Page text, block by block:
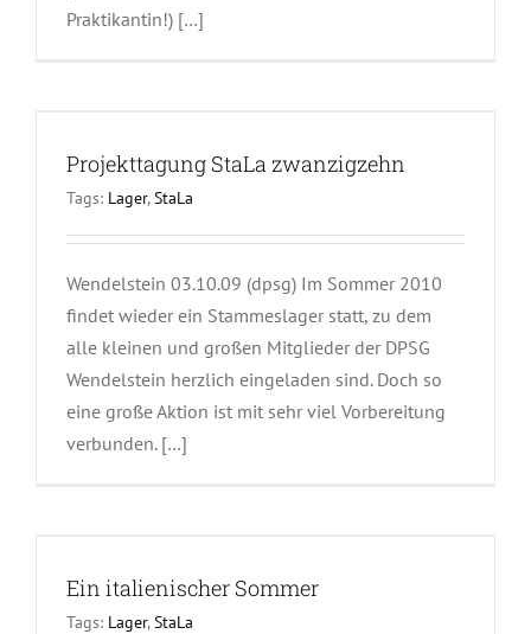
Praktikantin!) […]
Projekttagung StaLa zwanzigzehn
Tags: Lager,StaLa
Wendelstein 03.10.09 (dpsg) Im Sommer 2010
findet wieder ein Stammeslager statt, zu dem
alle kleinen und großen Mitglieder der DPSG
Wendelstein herzlich eingeladen sind. Doch so
eine große Aktion ist mit sehr viel Vorbereitung
verbunden. […]
Ein italienischer Sommer
Tags: Lager,StaLa